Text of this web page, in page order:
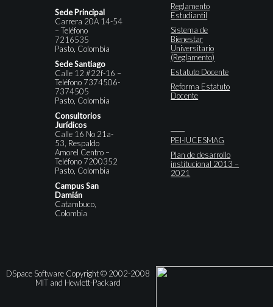
Sede Principal
Carrera 20A 14-54
– Teléfono
7216535
Pasto, Colombia
Sede Santiago
Calle 12 #22f-16 –
Teléfono 7374506-
7374505
Pasto, Colombia
Consultorios
Jurídicos
Calle 16 No 21a-
53, Respaldo
Amorel Centro –
Teléfono 7200352
Pasto, Colombia
Campus San
Damián
Catambuco,
Colombia
Reglamento
Estudiantil
Sistema de
Bienestar
Universitario
(Reglamento)
Estatuto Docente
Reforma Estatuto
Docente
PEI-IUCESMAG
Plan de desarrollo
institucional 2013 –
2021
DSpace Software Copyright © 2002-2008
MIT and Hewlett-Packard